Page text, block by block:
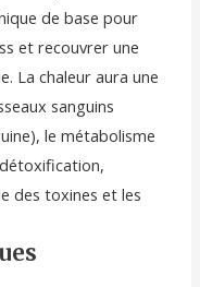
de base pour
et recouvrer une
La chaleur aura une
sanguins
le métabolisme
des toxines et les